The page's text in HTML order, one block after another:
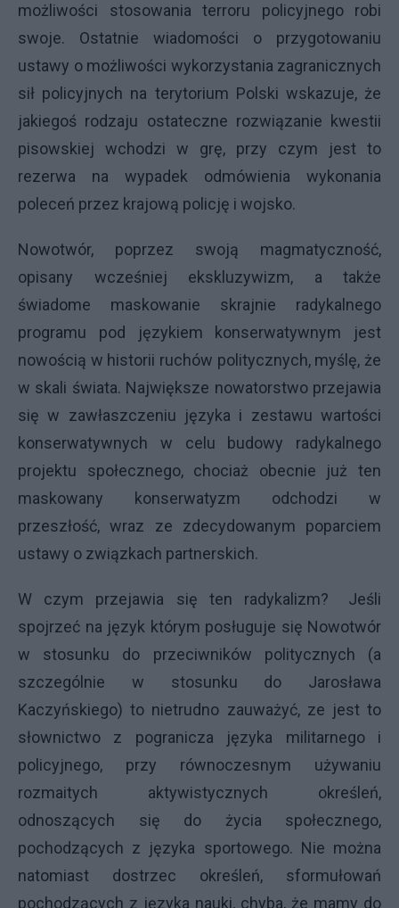
możliwości stosowania terroru policyjnego robi
swoje. Ostatnie wiadomości o przygotowaniu
ustawy o możliwości wykorzystania zagranicznych
sił policyjnych na terytorium Polski wskazuje, że
jakiegoś rodzaju ostateczne rozwiązanie kwestii
pisowskiej wchodzi w grę, przy czym jest to
rezerwa na wypadek odmówienia wykonania
poleceń przez krajową policję i wojsko.
Nowotwór, poprzez swoją magmatyczność,
opisany wcześniej ekskluzywizm, a także
świadome maskowanie skrajnie radykalnego
programu pod językiem konserwatywnym jest
nowością w historii ruchów politycznych, myślę, że
w skali świata. Największe nowatorstwo przejawia
się w zawłaszczeniu języka i zestawu wartości
konserwatywnych w celu budowy radykalnego
projektu społecznego, chociaż obecnie już ten
maskowany konserwatyzm odchodzi w
przeszłość, wraz ze zdecydowanym poparciem
ustawy o związkach partnerskich.
W czym przejawia się ten radykalizm? Jeśli
spojrzeć na język którym posługuje się Nowotwór
w stosunku do przeciwników politycznych (a
szczególnie w stosunku do Jarosława
Kaczyńskiego) to nietrudno zauważyć, ze jest to
słownictwo z pogranicza języka militarnego i
policyjnego, przy równoczesnym używaniu
rozmaitych aktywistycznych określeń,
odnoszących się do życia społecznego,
pochodzących z języka sportowego. Nie można
natomiast dostrzec określeń, sformułowań
pochodzących z języka nauki, chyba, że mamy do